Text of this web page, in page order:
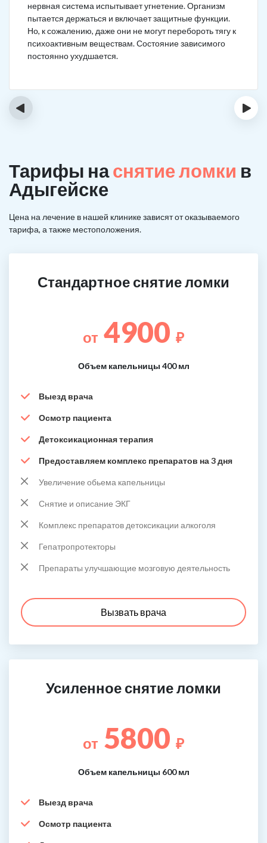
нервная система испытывает угнетение. Организм
пытается держаться и включает защитные функции.
Но, к сожалению, даже они не могут перебороть тягу к
психоактивным веществам. Состояние зависимого
постоянно ухудшается.
‹ ›
Тарифы наснятие ломки в
Адыгейске
Цена на лечение в нашей клинике зависят от оказываемого
тарифа, а также местоположения.
Стандартное снятие ломки
от 4900 ₽
Объем капельницы 400 мл
Выезд врача
Осмотр пациента
Детоксикационная терапия
Предоставляем комплекс препаратов на 3 дня
Увеличение обьема капельницы
Снятие и описание ЭКГ
Комплекс препаратов детоксикации алкоголя
Гепатропротекторы
Препараты улучшающие мозговую деятельность
Вызвать врача
Усиленное снятие ломки
от 5800 ₽
Объем капельницы 600 мл
Выезд врача
Осмотр пациента